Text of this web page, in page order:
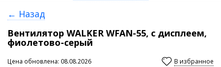
← Назад
Вентилятор WALKER WFAN-55, с дисплеем,
фиолетово-серый
Цена обновлена: 08.08.2026 В избранное